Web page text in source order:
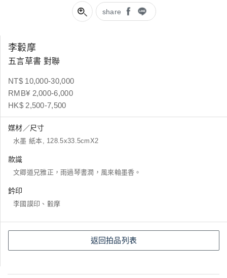
share
李轂摩
五言草書 對聯
NT$ 10,000-30,000
RMB¥ 2,000-6,000
HK$ 2,500-7,500
媒材／尺寸
水墨 紙本, 128.5x33.5cmX2
款識
文卿道兄雅正，雨過琴書潤，風來翰墨香。
鈐印
李國謨印、轂摩
返回拍品列表